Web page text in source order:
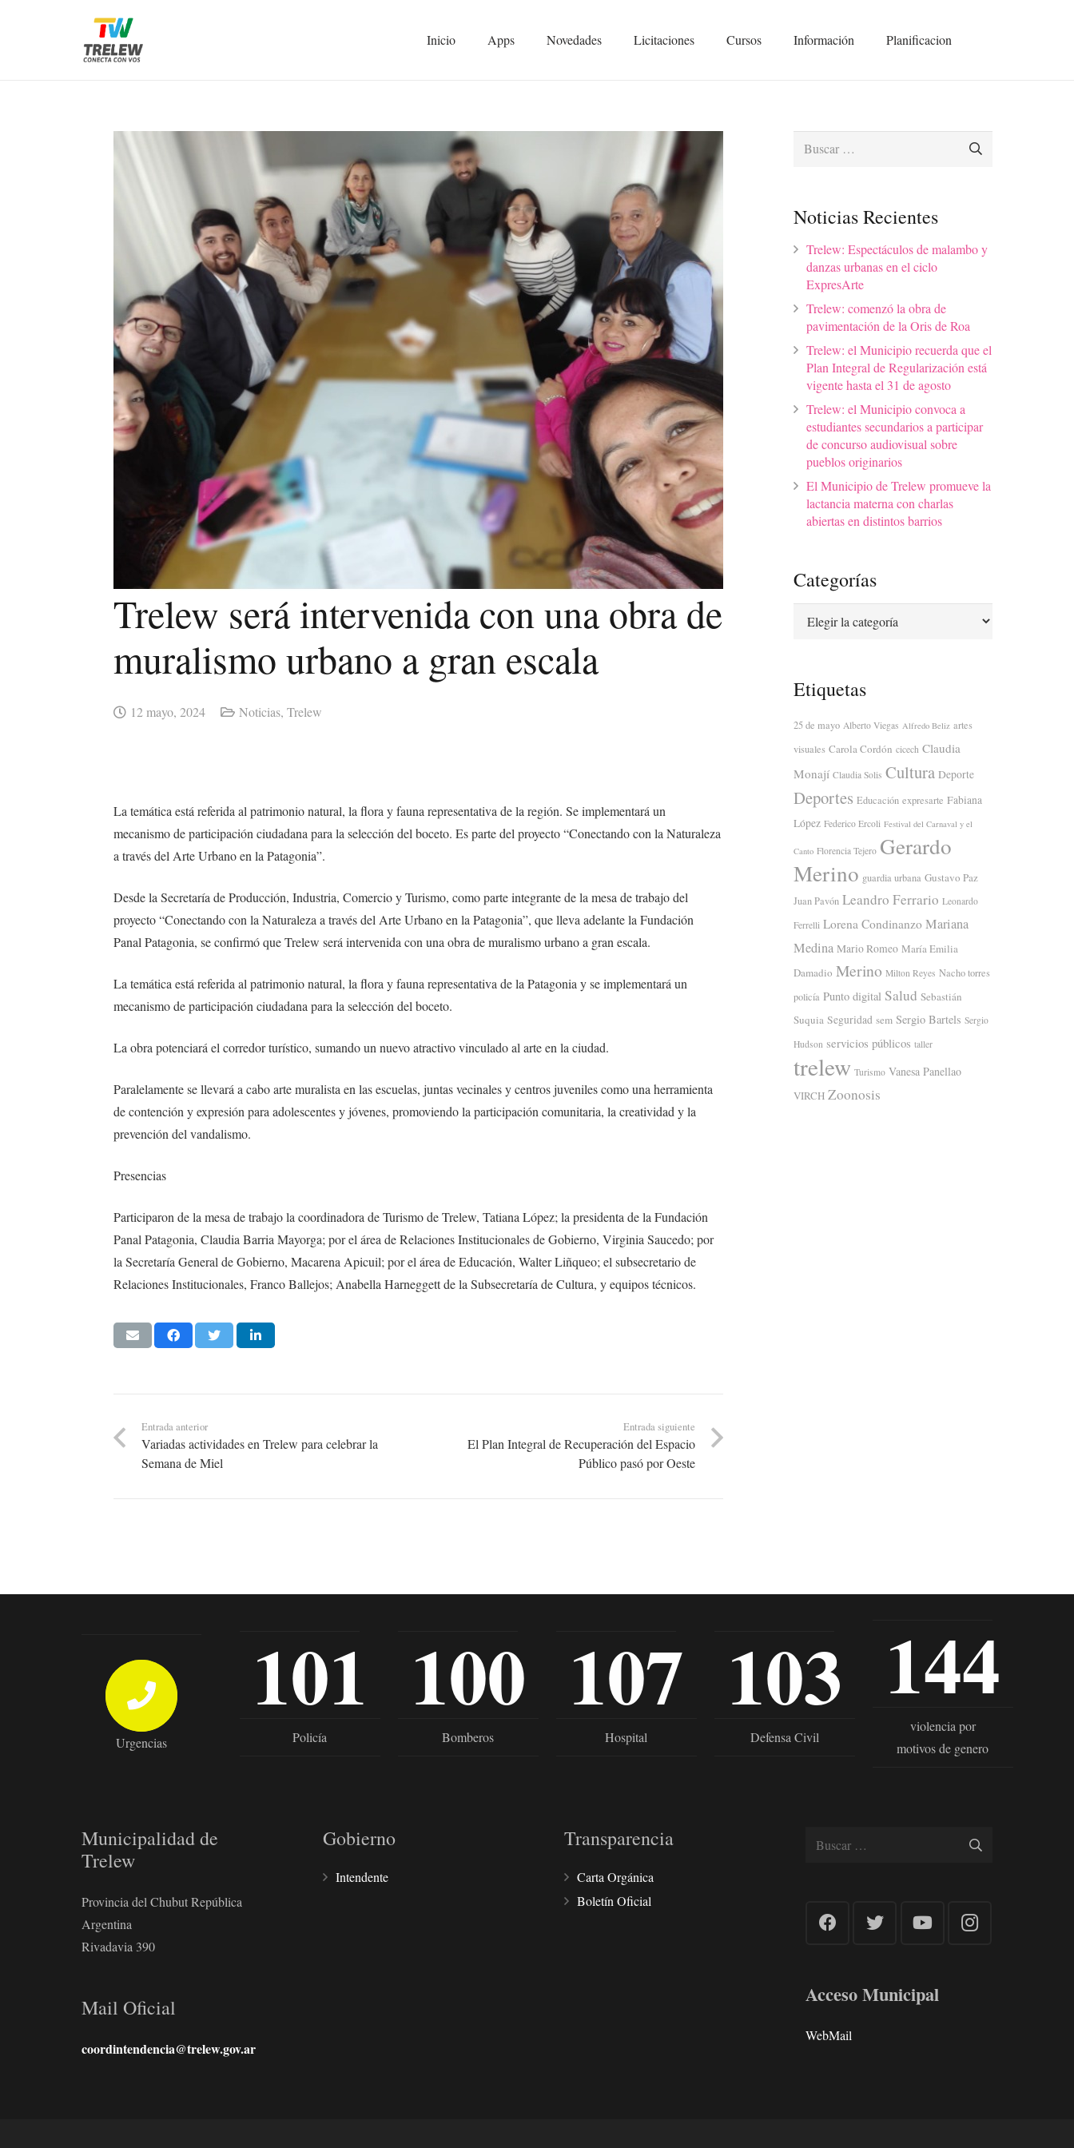
Inicio Apps Novedades Licitaciones Cursos Información Planificacion
Trelew será intervenida con una obra de
muralismo urbano a gran escala
12 mayo, 2024 Noticias, Trelew
La temática está referida al patrimonio natural, la flora y fauna representativa de la región. Se implementará un
mecanismo de participación ciudadana para la selección del boceto. Es parte del proyecto “Conectando con la Naturaleza
a través del Arte Urbano en la Patagonia”.
Desde la Secretaría de Producción, Industria, Comercio y Turismo, como parte integrante de la mesa de trabajo del
proyecto “Conectando con la Naturaleza a través del Arte Urbano en la Patagonia”, que lleva adelante la Fundación
Panal Patagonia, se confirmó que Trelew será intervenida con una obra de muralismo urbano a gran escala.
La temática está referida al patrimonio natural, la flora y fauna representativa de la Patagonia y se implementará un
mecanismo de participación ciudadana para la selección del boceto.
La obra potenciará el corredor turístico, sumando un nuevo atractivo vinculado al arte en la ciudad.
Paralelamente se llevará a cabo arte muralista en las escuelas, juntas vecinales y centros juveniles como una herramienta
de contención y expresión para adolescentes y jóvenes, promoviendo la participación comunitaria, la creatividad y la
prevención del vandalismo.
Presencias
Participaron de la mesa de trabajo la coordinadora de Turismo de Trelew, Tatiana López; la presidenta de la Fundación
Panal Patagonia, Claudia Barria Mayorga; por el área de Relaciones Institucionales de Gobierno, Virginia Saucedo; por
la Secretaría General de Gobierno, Macarena Apicuil; por el área de Educación, Walter Liñqueo; el subsecretario de
Relaciones Institucionales, Franco Ballejos; Anabella Harneggett de la Subsecretaría de Cultura, y equipos técnicos.
Entrada anterior
Variadas actividades en Trelew para celebrar la
Semana de Miel
Entrada siguiente
El Plan Integral de Recuperación del Espacio
Público pasó por Oeste
Buscar:
Noticias Recientes
Trelew: Espectáculos de malambo y
danzas urbanas en el ciclo
ExpresArte
Trelew: comenzó la obra de
pavimentación de la Oris de Roa
Trelew: el Municipio recuerda que el
Plan Integral de Regularización está
vigente hasta el 31 de agosto
Trelew: el Municipio convoca a
estudiantes secundarios a participar
de concurso audiovisual sobre
pueblos originarios
El Municipio de Trelew promueve la
lactancia materna con charlas
abiertas en distintos barrios
Categorías
Etiquetas
25 de mayo Alberto Viegas Alfredo Beliz artes
visuales Carola Cordón cicech Claudia
Monají Claudia Solis Cultura Deporte
Deportes Educación expresarte Fabiana
López Federico Ercoli Festival del Carnaval y el
Canto Florencia Tejero Gerardo
Merino guardia urbana Gustavo Paz
Juan Pavón Leandro Ferrario Leonardo
Ferrelli Lorena Condinanzo Mariana
Medina Mario Romeo María Emilia
Damadio Merino Milton Reyes Nacho torres
policía Punto digital Salud Sebastián
Suquia Seguridad sem Sergio Bartels Sergio
Hudson servicios públicos taller
trelew Turismo Vanesa Panellao
VIRCH Zoonosis
Urgencias
101
Policía
100
Bomberos
107
Hospital
103
Defensa Civil
144
violencia por
motivos de genero
Municipalidad de
Trelew
Provincia del Chubut República
Argentina
Rivadavia 390
Mail Oficial
coordintendencia@trelew.gov.ar
Gobierno
Intendente
Transparencia
Carta Orgánica
Boletín Oficial
Acceso Municipal
WebMail